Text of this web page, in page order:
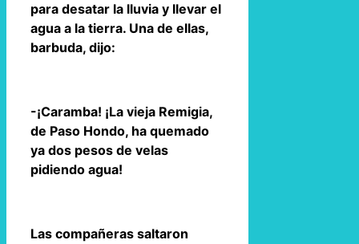
para desatar la lluvia y llevar el
agua a la tierra. Una de ellas,
barbuda, dijo:
-¡Caramba! ¡La vieja Remigia,
de Paso Hondo, ha quemado
ya dos pesos de velas
pidiendo agua!
Las compañeras saltaron